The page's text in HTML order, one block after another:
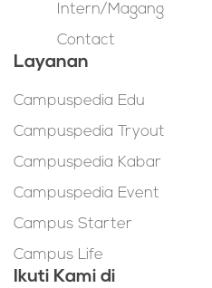
Intern/Magang
Contact
Layanan
Campuspedia Edu
Campuspedia Tryout
Campuspedia Kabar
Campuspedia Event
Campus Starter
Campus Life
Ikuti Kami di